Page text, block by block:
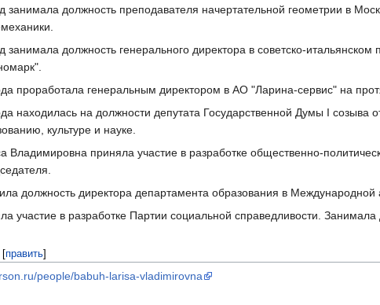
занимала должность преподавателя начертательной геометрии в
занимала должность генерального директора в советско-
проработала генеральным директором в АО "Ларина-сервис" на
находилась на должности депутата Государственной Думы I
культуре и науке.
Владимировна приняла участие в разработке общественно-
должность директора департамента образования в
участие в разработке Партии социальной справедливости.
[править]
people/babuh-larisa-vladimirovna